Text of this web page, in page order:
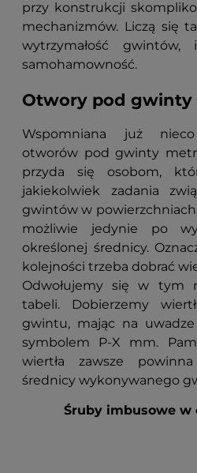
przy konstrukcji
mechanizmów. Liczą się
wytrzymałość
samohamowność.
Otwory pod gwinty
Wspomniana już
otworów pod gwinty
przyda się osobom,
jakiekolwiek zadania
gwintów w
możliwie jedynie po
określonej średnicy.
kolejności trzeba dobrać
Odwołujemy się w tym
tabeli. Dobierzemy
gwintu, mając na
symbolem P-X mm.
wiertła zawsze
średnicy wykonywanego
Śruby imbusowe w